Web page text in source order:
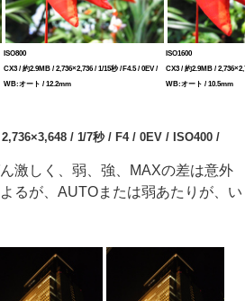
ISO800
CX3 / 約2.9MB / 2,736×2,736 / 1/15秒 / F4.5 / 0EV /
WB:オート / 12.2mm
ISO1600
CX3 / 約2.9MB /
WB:オート / 10.5mm
/ 1/7秒 / F4 / 0EV / ISO400 /
激しく、弱、強、MAXの差は意外
るが、AUTOまたは弱あたりが、い